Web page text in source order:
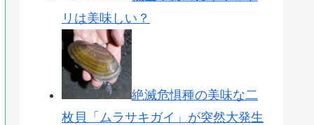
リは美味しい？
絶滅危惧種の美味な二
枚貝「ムラサキガイ」が突然大発生